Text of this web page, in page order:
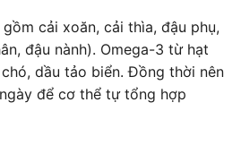
cải xoăn, cải thìa, đậu phụ,
đậu nành). Omega-3 từ hạt
dầu tảo biển. Đồng thời nên
để cơ thể tự tổng hợp